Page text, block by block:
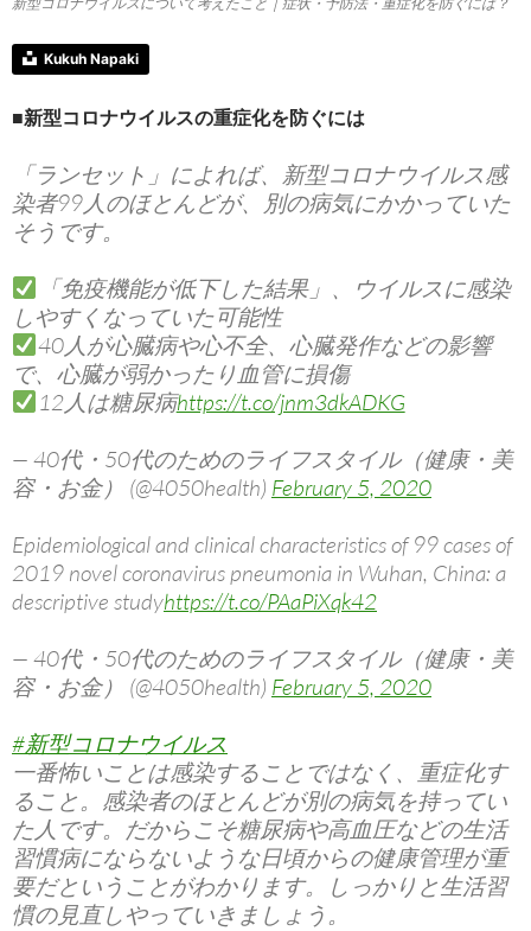
Kukuh Napaki
■新型コロナウイルスの重症化を防ぐには
「ランセット」によれば、新型コロナウイルス感
染者99人のほとんどが、別の病気にかかっていた
そうです。
「免疫機能が低下した結果」、ウイルスに感染
しやすくなっていた可能性
40人が心臓病や心不全、心臓発作などの影響
で、心臓が弱かったり血管に損傷
12人は糖尿病https://t.co/jnm3dkADKG
— 40代・50代のためのライフスタイル（健康・美
容・お金） (@4050health) February 5, 2020
Epidemiological and clinical characteristics of 99 cases of
2019 novel coronavirus pneumonia in Wuhan, China: a
descriptive studyhttps://t.co/PAaPiXqk42
— 40代・50代のためのライフスタイル（健康・美
容・お金） (@4050health) February 5, 2020
#新型コロナウイルス
一番怖いことは感染することではなく、重症化す
ること。感染者のほとんどが別の病気を持ってい
た人です。だからこそ糖尿病や高血圧などの生活
習慣病にならないような日頃からの健康管理が重
要だということがわかります。しっかりと生活習
慣の見直しやっていきましょう。